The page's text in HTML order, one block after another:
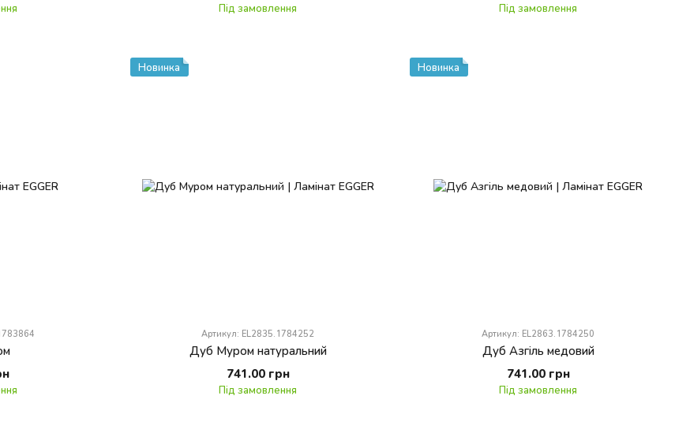
Під замовлення Під замовлення
Новинка
Артикул: EL2835.1784252
Дуб Муром натуральний
741.00 грн
Під замовлення
Новинка
Артикул: EL2863.1784250
Дуб Азгіль медовий
741.00 грн
Під замовлення